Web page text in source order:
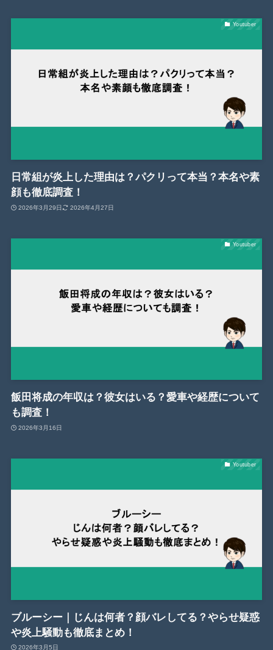
Youtuber
日常組が炎上した理由は？パクリって本当？本名や素
顔も徹底調査！
2026年3月29日 2026年4月27日
Youtuber
飯田将成の年収は？彼女はいる？愛車や経歴について
も調査！
2026年3月16日
Youtuber
ブルーシー｜じんは何者？顔バレしてる？やらせ疑惑
や炎上騒動も徹底まとめ！
2026年3月5日